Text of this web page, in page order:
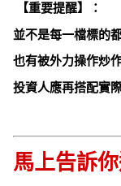
【重要提醒】：
並不是每一檔標的
也有被外力操作炒
投資人應再搭配實
馬上告訴